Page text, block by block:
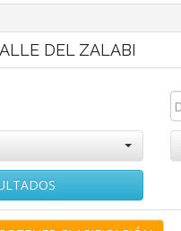
DEL ZALABI